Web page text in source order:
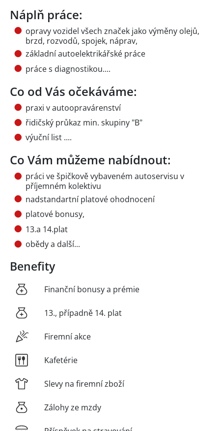
Náplň práce:
opravy vozidel všech značek jako výměny olejů,
brzd, rozvodů, spojek, náprav,
základní autoelektrikářské práce
práce s diagnostikou....
Co od Vás očekáváme:
praxi v autoopravárenství
řidičský průkaz min. skupiny "B"
výuční list ....
Co Vám můžeme nabídnout:
práci ve špičkově vybaveném autoservisu v
příjemném kolektivu
nadstandartní platové ohodnocení
platové bonusy,
13.a 14.plat
obědy a další...
Benefity
Finanční bonusy a prémie
13., případně 14. plat
Firemní akce
Kafetérie
Slevy na firemní zboží
Zálohy ze mzdy